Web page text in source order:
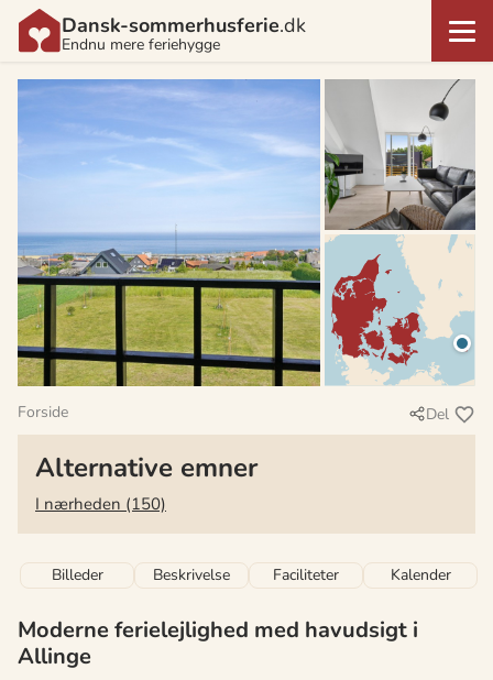
Dansk-sommerhusferie.dk
Endnu mere feriehygge
Forside Del
Alternative emner
I nærheden (150)
Billeder Beskrivelse Faciliteter Kalender
Moderne ferielejlighed med havudsigt i
Allinge